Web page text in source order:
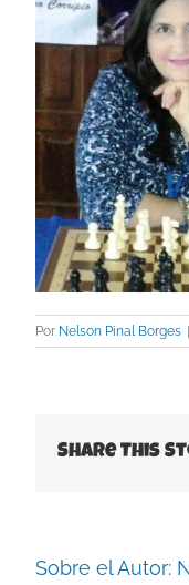
Por Nelson Pinal Borges |
Share This
Sobre el Autor: